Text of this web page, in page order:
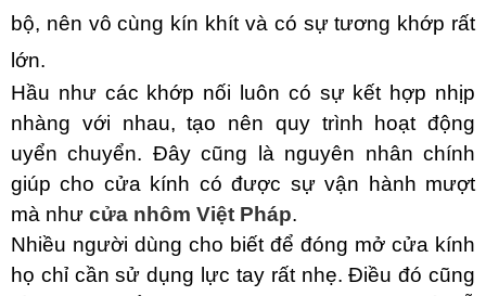
bộ, nên vô cùng kín khít và có sự tương khớp rất
lớn.
Hầu như các khớp nối luôn có sự kết hợp nhịp
nhàng với nhau, tạo nên quy trình hoạt động
uyển chuyển. Đây cũng là nguyên nhân chính
giúp cho cửa kính có được sự vận hành mượt
mà như cửa nhôm Việt Pháp.
Nhiều người dùng cho biết để đóng mở cửa kính
họ chỉ cần sử dụng lực tay rất nhẹ. Điều đó cũng